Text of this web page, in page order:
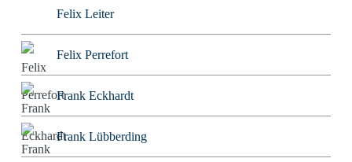
Felix Leiter
Felix Perrefort
Frank Eckhardt
Frank Lübberding